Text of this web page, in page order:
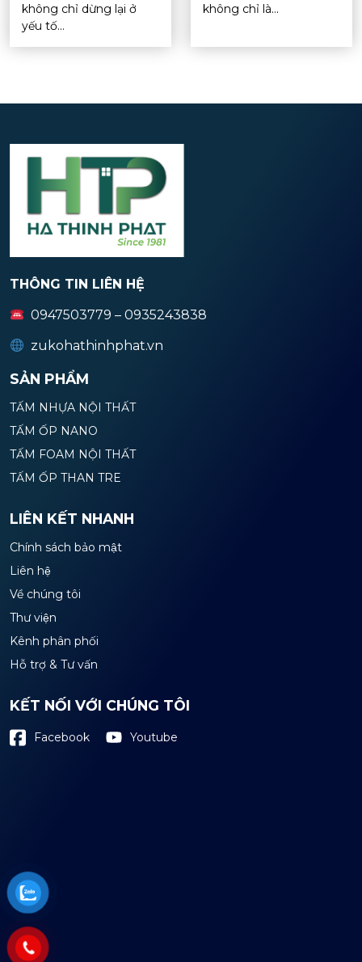
không chỉ dừng lại ở
yếu tố...
không chỉ là...
THÔNG TIN LIÊN HỆ
0947503779 – 0935243838
zukohathinhphat.vn
SẢN PHẨM
TẤM NHỰA NỘI THẤT
TẤM ỐP NANO
TẤM FOAM NỘI THẤT
TẤM ỐP THAN TRE
LIÊN KẾT NHANH
Chính sách bảo mật
Liên hệ
Về chúng tôi
Thư viện
Kênh phân phối
Hỗ trợ & Tư vấn
KẾT NỐI VỚI CHÚNG TÔI
Facebook Youtube